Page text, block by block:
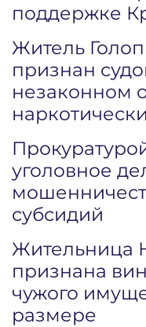
поддержке
Житель
признан
незаконном
уголовное
субсидий
Жительница
признана
чужого
размере